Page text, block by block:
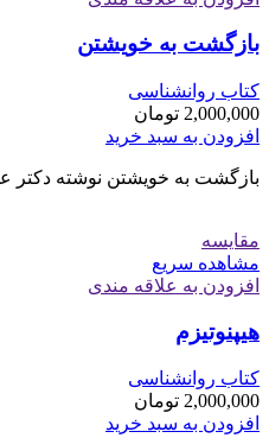
بازگشت به خویشتن
کتاب روانشناسی
2,000,000 تومان
افزودن به سبد خرید
بازگشت به خویشتن نوشته دکتر
مقایسه
مشاهده سریع
افزودن به علاقه مندی
هیپنوتیزم
کتاب روانشناسی
2,000,000 تومان
افزودن به سبد خرید